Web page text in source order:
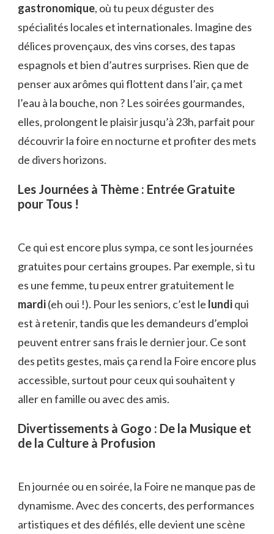
gastronomique, où tu peux déguster des
spécialités locales et internationales. Imagine des
délices provençaux, des vins corses, des tapas
espagnols et bien d’autres surprises. Rien que de
penser aux arômes qui flottent dans l’air, ça met
l’eau à la bouche, non ? Les soirées gourmandes,
elles, prolongent le plaisir jusqu’à 23h, parfait pour
découvrir la foire en nocturne et profiter des mets
de divers horizons.
Les Journées à Thème : Entrée Gratuite
pour Tous !
Ce qui est encore plus sympa, ce sont les journées
gratuites pour certains groupes. Par exemple, si tu
es une femme, tu peux entrer gratuitement le
mardi(eh oui !). Pour les seniors, c’est le lundiqui
est à retenir, tandis que les demandeurs d’emploi
peuvent entrer sans frais le dernier jour. Ce sont
des petits gestes, mais ça rend la Foire encore plus
accessible, surtout pour ceux qui souhaitent y
aller en famille ou avec des amis.
Divertissements à Gogo : De la Musique et
de la Culture à Profusion
En journée ou en soirée, la Foire ne manque pas de
dynamisme. Avec des concerts, des performances
artistiques et des défilés, elle devient une scène